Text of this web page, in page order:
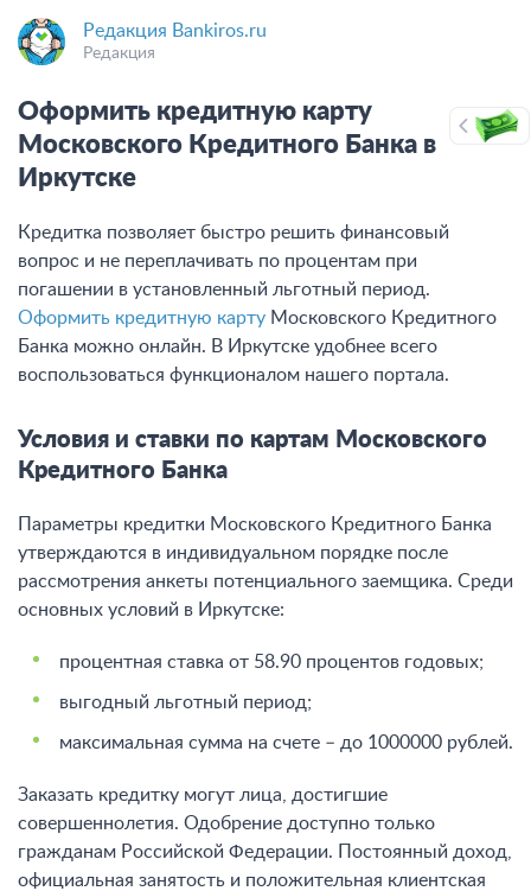
Редакция Bankiros.ru
Редакция
Оформить кредитную карту
Московского Кредитного Банка в
Иркутске
Кредитка позволяет быстро решить финансовый
вопрос и не переплачивать по процентам при
погашении в установленный льготный период.
Оформить кредитную карту Московского Кредитного
Банка можно онлайн. В Иркутске удобнее всего
воспользоваться функционалом нашего портала.
Условия и ставки по картам Московского
Кредитного Банка
Параметры кредитки Московского Кредитного Банка
утверждаются в индивидуальном порядке после
рассмотрения анкеты потенциального заемщика. Среди
основных условий в Иркутске:
процентная ставка от 58.90 процентов годовых;
выгодный льготный период;
максимальная сумма на счете – до 1000000 рублей.
Заказать кредитку могут лица, достигшие
совершеннолетия. Одобрение доступно только
гражданам Российской Федерации. Постоянный доход,
официальная занятость и положительная клиентская